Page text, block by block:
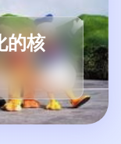
的核